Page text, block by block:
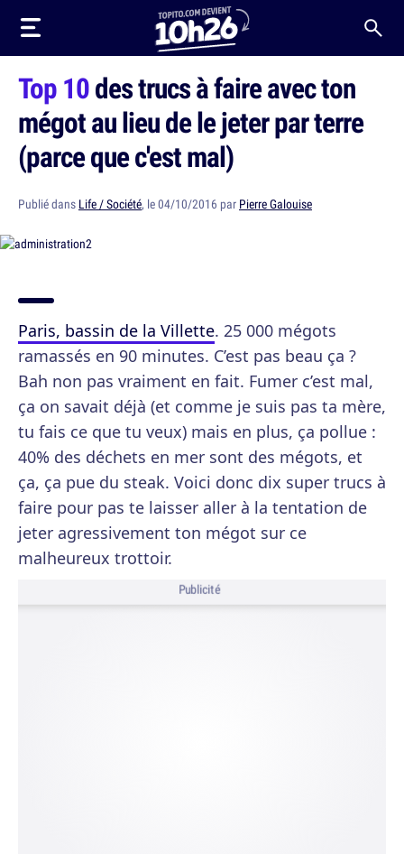
Top 10des trucs à faire avec ton
mégot au lieu de le jeter par terre
(parce que c'est mal)
Publié dans Life / Société, le 04/10/2016 par Pierre Galouise
Paris, bassin de la Villette. 25 000 mégots
ramassés en 90 minutes. C’est pas beau ça ?
Bah non pas vraiment en fait. Fumer c’est mal,
ça on savait déjà (et comme je suis pas ta mère,
tu fais ce que tu veux) mais en plus, ça pollue :
40% des déchets en mer sont des mégots, et
ça, ça pue du steak. Voici donc dix super trucs à
faire pour pas te laisser aller à la tentation de
jeter agressivement ton mégot sur ce
malheureux trottoir.
Publicité